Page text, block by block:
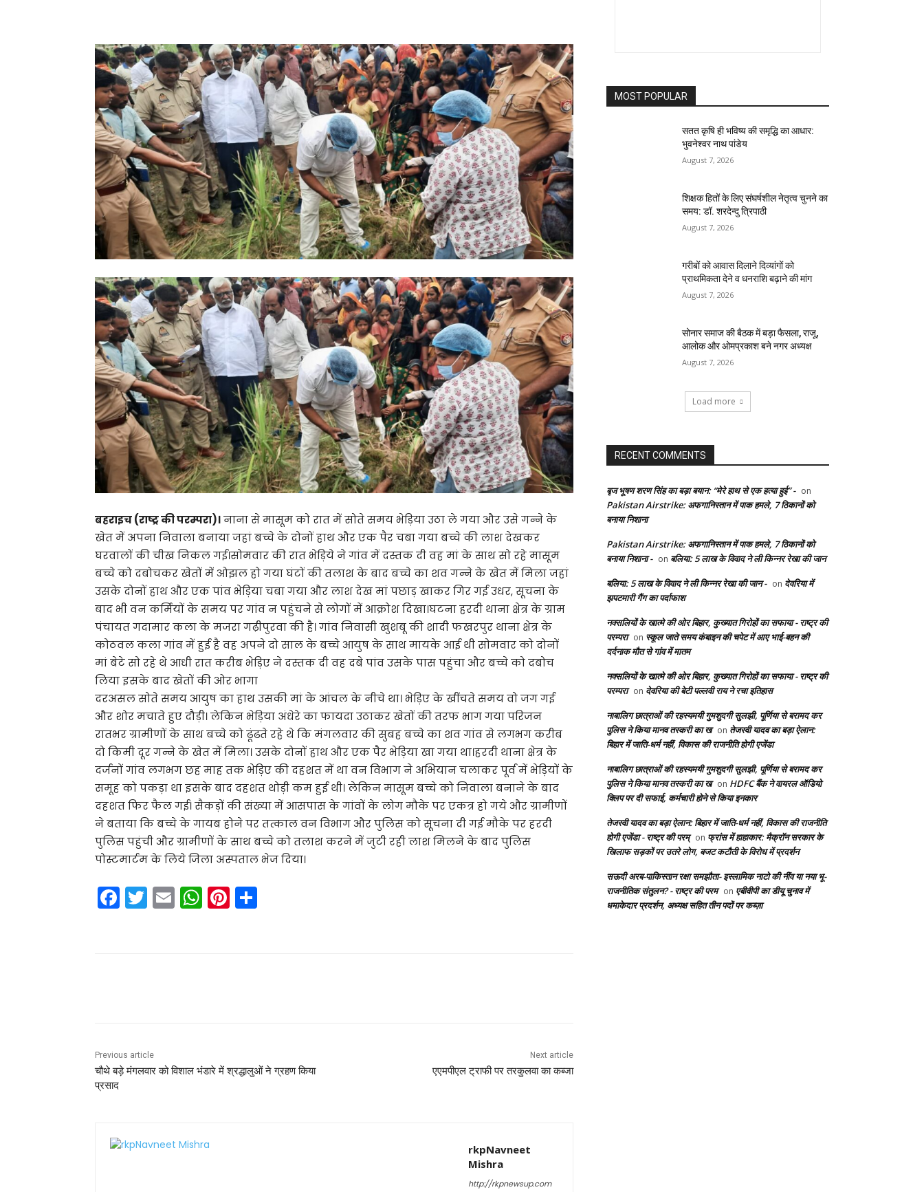
बहराइच (राष्ट्र की परम्परा)।नाना से मासूम को रात में सोते समय भेड़िया उठा ले गया और उसे गन्ने के
खेत में अपना निवाला बनाया जहां बच्चे के दोनों हाथ और एक पैर चबा गया बच्चे की लाश देखकर
घरवालों की चीख निकल गई।सोमवार की रात भेड़िये ने गांव में दस्तक दी वह मां के साथ सो रहे मासूम
बच्चे को दबोचकर खेतों में ओझल हो गया घंटों की तलाश के बाद बच्चे का शव गन्ने के खेत में मिला जहां
उसके दोनों हाथ और एक पांव भेड़िया चबा गया और लाश देख मां पछाड़ खाकर गिर गई उधर, सूचना के
बाद भी वन कर्मियों के समय पर गांव न पहुंचने से लोगों में आक्रोश दिखा।घटना हरदी थाना क्षेत्र के ग्राम
पंचायत गदामार कला के मजरा गढ़ीपुरवा की है। गांव निवासी खुशबू की शादी फखरपुर थाना क्षेत्र के
कोठवल कला गांव में हुई है वह अपने दो साल के बच्चे आयुष के साथ मायके आई थी सोमवार को दोनों
मां बेटे सो रहे थे आधी रात करीब भेड़िए ने दस्तक दी वह दबे पांव उसके पास पहुंचा और बच्चे को दबोच
लिया इसके बाद खेतों की ओर भागा
दरअसल सोते समय आयुष का हाथ उसकी मां के आंचल के नीचे था। भेड़िए के खींचते समय वो जग गई
और शोर मचाते हुए दौड़ी। लेकिन भेड़िया अंधेरे का फायदा उठाकर खेतों की तरफ भाग गया परिजन
रातभर ग्रामीणों के साथ बच्चे को ढूंढते रहे थे कि मंगलवार की सुबह बच्चे का शव गांव से लगभग करीब
दो किमी दूर गन्ने के खेत में मिला। उसके दोनों हाथ और एक पैर भेड़िया खा गया था।हरदी थाना क्षेत्र के
दर्जनों गांव लगभग छह माह तक भेड़िए की दहशत में था वन विभाग ने अभियान चलाकर पूर्व में भेड़ियों के
समूह को पकड़ा था इसके बाद दहशत थोड़ी कम हुई थी। लेकिन मासूम बच्चे को निवाला बनाने के बाद
दहशत फिर फैल गई। सैकड़ों की संख्या में आसपास के गांवों के लोग मौके पर एकत्र हो गये और ग्रामीणों
ने बताया कि बच्चे के गायब होने पर तत्काल वन विभाग और पुलिस को सूचना दी गई मौके पर हरदी
पुलिस पहुंची और ग्रामीणों के साथ बच्चे को तलाश करने में जुटी रही लाश मिलने के बाद पुलिस
पोस्टमार्टम के लिये जिला अस्पताल भेज दिया।
F
a
k
T
w
E
m
W
h
Pi
nt
Previous article
चौथे बड़े मंगलवार को विशाल भंडारे में श्रद्धालुओं ने ग्रहण किया
प्रसाद
Next article
एएमपीएल ट्राफी पर तरकुलवा का कब्जा
rkpNavneet
Mishra
http://rkpnewsup.com
MOST POPULAR
सतत कृषि ही भविष्य की समृद्धि का आधार:
भुवनेश्वर नाथ पांडेय
August 7, 2026
शिक्षक हितों के लिए संघर्षशील नेतृत्व चुनने का
समय: डॉ. शरदेन्दु त्रिपाठी
August 7, 2026
गरीबों को आवास दिलाने दिव्यांगों को
प्राथमिकता देने व धनराशि बढ़ाने की मांग
August 7, 2026
सोनार समाज की बैठक में बड़ा फैसला, राजू,
आलोक और ओमप्रकाश बने नगर अध्यक्ष
August 7, 2026
Load more
RECENT COMMENTS
बृज भूषण शरण सिंह का बड़ा बयान: “मेरे हाथ से एक हत्या हुई” - on
Pakistan Airstrike: अफगानिस्तान में पाक हमले, 7 ठिकानों को
बनाया निशाना
Pakistan Airstrike: अफगानिस्तान में पाक हमले, 7 ठिकानों को
बनाया निशाना - on बलिया: 5 लाख के विवाद ने ली किन्नर रेखा की जान
बलिया: 5 लाख के विवाद ने ली किन्नर रेखा की जान - on देवरिया में
झपटमारी गैंग का पर्दाफाश
नक्सलियों के खात्मे की ओर बिहार, कुख्यात गिरोहों का सफाया - राष्ट्र की
परम्परा on स्कूल जाते समय कंबाइन की चपेट में आए भाई-बहन की
दर्दनाक मौत से गांव में मातम
नक्सलियों के खात्मे की ओर बिहार, कुख्यात गिरोहों का सफाया - राष्ट्र की
परम्परा on देवरिया की बेटी पल्लवी राय ने रचा इतिहास
नाबालिग छात्राओं की रहस्यमयी गुमशुदगी सुलझी, पूर्णिया से बरामद कर
पुलिस ने किया मानव तस्करी का ख on तेजस्वी यादव का बड़ा ऐलान:
बिहार में जाति-धर्म नहीं, विकास की राजनीति होगी एजेंडा
नाबालिग छात्राओं की रहस्यमयी गुमशुदगी सुलझी, पूर्णिया से बरामद कर
पुलिस ने किया मानव तस्करी का ख on HDFC बैंक ने वायरल ऑडियो
क्लिप पर दी सफाई, कर्मचारी होने से किया इनकार
तेजस्वी यादव का बड़ा ऐलान: बिहार में जाति-धर्म नहीं, विकास की राजनीति
होगी एजेंडा - राष्ट्र की परम् on फ्रांस में हाहाकार: मैक्रॉन सरकार के
खिलाफ सड़कों पर उतरे लोग, बजट कटौती के विरोध में प्रदर्शन
सऊदी अरब-पाकिस्तान रक्षा समझौता- इस्लामिक नाटो की नींव या नया भू-
राजनीतिक संतुलन? - राष्ट्र की परम on एबीवीपी का डीयू चुनाव में
धमाकेदार प्रदर्शन, अध्यक्ष सहित तीन पदों पर कब्ज़ा